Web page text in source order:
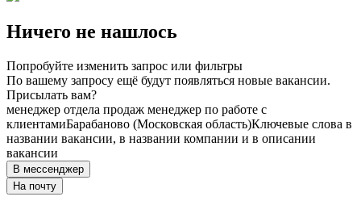
Ничего не нашлось
Попробуйте изменить запрос или фильтры
По вашему запросу ещё будут появляться новые вакансии.
Присылать вам?
менеджер отдела продаж менеджер по работе с
клиентамиБарабаново (Московская область)Ключевые слова в
названии вакансии, в названии компании и в описании
вакансии
В мессенджер
На почту